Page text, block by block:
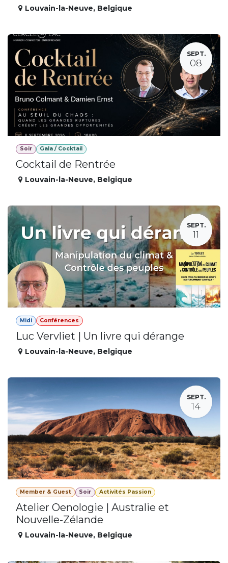
Louvain-la-Neuve, Belgique
SEPT.
08
Soir Gala / Cocktail
Cocktail de Rentrée
Louvain-la-Neuve, Belgique
SEPT.
11
Midi Conférences
Luc Vervliet | Un livre qui dérange
Louvain-la-Neuve, Belgique
SEPT.
14
Member & Guest Soir Activités Passion
Atelier Oenologie | Australie et
Nouvelle-Zélande
Louvain-la-Neuve, Belgique